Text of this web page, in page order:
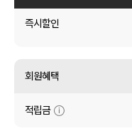
원피스
수영복
아우터
즉시할인
회원혜택
적립금